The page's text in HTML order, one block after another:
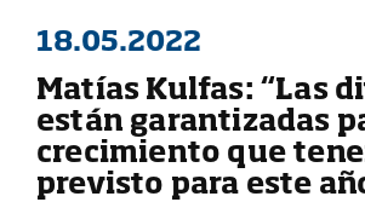
18.05.2022
Matías Kulfas: “Las
están garantizadas
crecimiento que
previsto para este